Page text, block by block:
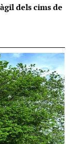
dels cims de